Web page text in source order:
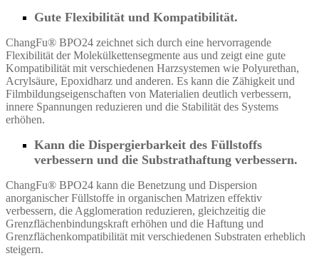
Gute Flexibilität und Kompatibilität.
ChangFu® BPO24 zeichnet sich durch eine hervorragende
Flexibilität der Molekülkettensegmente aus und zeigt eine gute
Kompatibilität mit verschiedenen Harzsystemen wie Polyurethan,
Acrylsäure, Epoxidharz und anderen. Es kann die Zähigkeit und
Filmbildungseigenschaften von Materialien deutlich verbessern,
innere Spannungen reduzieren und die Stabilität des Systems
erhöhen.
Kann die Dispergierbarkeit des Füllstoffs
verbessern und die Substrathaftung verbessern.
ChangFu® BPO24 kann die Benetzung und Dispersion
anorganischer Füllstoffe in organischen Matrizen effektiv
verbessern, die Agglomeration reduzieren, gleichzeitig die
Grenzflächenbindungskraft erhöhen und die Haftung und
Grenzflächenkompatibilität mit verschiedenen Substraten erheblich
steigern.